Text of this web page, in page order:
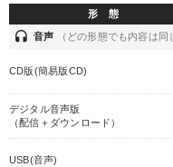
形 態
headset 音声 （どの形態でも内容は同
CD版(簡易版CD)
デジタル音声版
（配信＋ダウンロード）
USB(音声)